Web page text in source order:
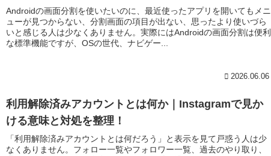
Androidの画面分割を使いたいのに、最近使ったアプリを開いてもメニ
ューが見つからない、分割画面の項目が出ない、思ったより使いづら
いと感じる人は少なくありません。実際にはAndroidの画面分割は便利
な標準機能ですが、OSの世代、ナビゲー...
2026.06.06
利用解除済みアカウントとは何か｜Instagramで見か
ける意味と対処を整理！
「利用解除済みアカウントとは何だろう」と表示を見て戸惑う人は少
なくありません。フォロー一覧やフォロワー一覧、過去のやり取り、